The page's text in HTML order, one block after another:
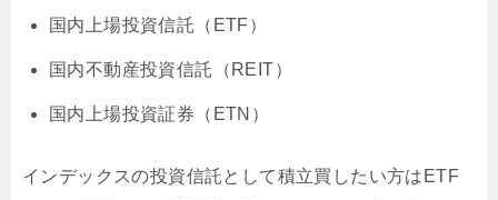
国内上場投資信託（ETF）
国内不動産投資信託（REIT）
国内上場投資証券（ETN）
インデックスの投資信託として積立買したい方はETF